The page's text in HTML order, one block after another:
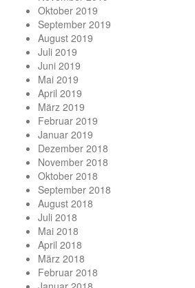
Oktober 2019
September 2019
August 2019
Juli 2019
Juni 2019
Mai 2019
April 2019
März 2019
Februar 2019
Januar 2019
Dezember 2018
November 2018
Oktober 2018
September 2018
August 2018
Juli 2018
Mai 2018
April 2018
März 2018
Februar 2018